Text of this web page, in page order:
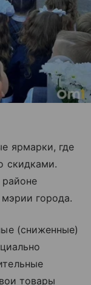
ярмарки, где
скидками.
города.
(сниженные)
товары